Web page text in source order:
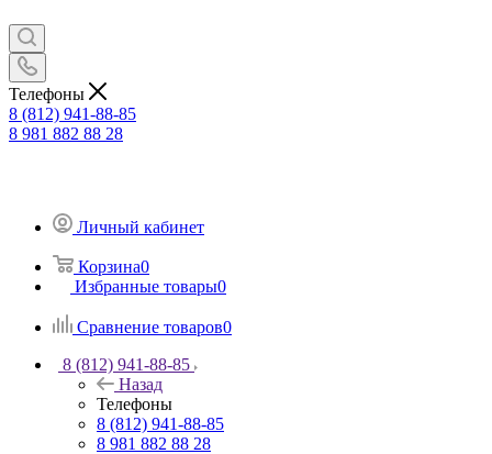
Телефоны
8 (812) 941-88-85
8 981 882 88 28
Личный кабинет
Корзина0
Избранные товары0
Сравнение товаров0
8 (812) 941-88-85
Назад
Телефоны
8 (812) 941-88-85
8 981 882 88 28